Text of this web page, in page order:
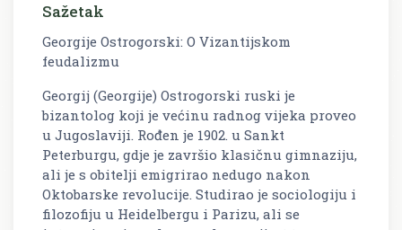
Sažetak
Georgije Ostrogorski: O Vizantijskom
feudalizmu
Georgij (Georgije) Ostrogorski ruski je
bizantolog koji je većinu radnog vijeka proveo
u Jugoslaviji. Rođen je 1902. u Sankt
Peterburgu, gdje je završio klasičnu gimnaziju,
ali je s obitelji emigrirao nedugo nakon
Oktobarske revolucije. Studirao je sociologiju i
filozofiju u Heidelbergu i Parizu, ali se